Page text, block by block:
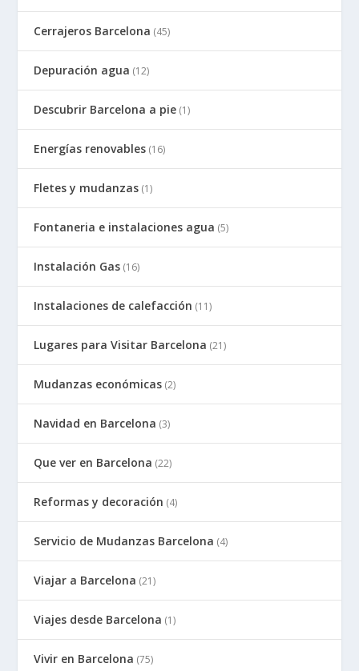
Cerrajeros Barcelona (45)
Depuración agua (12)
Descubrir Barcelona a pie (1)
Energías renovables (16)
Fletes y mudanzas (1)
Fontaneria e instalaciones agua (5)
Instalación Gas (16)
Instalaciones de calefacción (11)
Lugares para Visitar Barcelona (21)
Mudanzas económicas (2)
Navidad en Barcelona (3)
Que ver en Barcelona (22)
Reformas y decoración (4)
Servicio de Mudanzas Barcelona (4)
Viajar a Barcelona (21)
Viajes desde Barcelona (1)
Vivir en Barcelona (75)